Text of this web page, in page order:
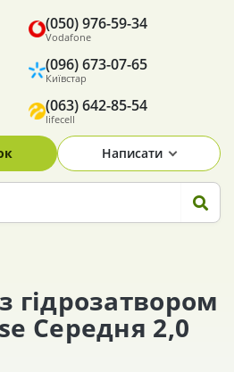
Vodafone
(050) 976-59-34
Київстар
(096) 673-07-65
lifecell
(063) 642-85-54
Написати
гідрозатвором
Середня 2,0